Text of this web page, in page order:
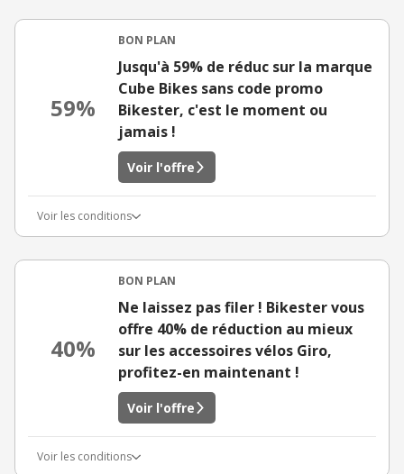
59%
BON PLAN
Jusqu'à 59% de réduc sur la marque
Cube Bikes sans code promo
Bikester, c'est le moment ou
jamais !
Voir l'offre
Voir les conditions
40%
BON PLAN
Ne laissez pas filer ! Bikester vous
offre 40% de réduction au mieux
sur les accessoires vélos Giro,
profitez-en maintenant !
Voir l'offre
Voir les conditions